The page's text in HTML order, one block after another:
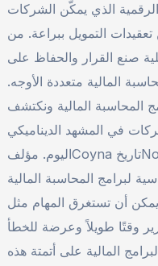
الذي يمكّن الشركات
التمويل ببراعة. من
صنع القرار والحفاظ على
المالية متعددة الأوجه.
المحاسبة المالية ونكتشف
في المشهد الديناميكي
اليوم. مؤلفCoyna تاريخNovember 14, 2023 فئةمدونة أتمتة
لبرامج المحاسبة المالية
يمكن أن تستغرق المهام مثل
وقتًا طويلاً وعرضة للخطأ
المالية على أتمتة هذه